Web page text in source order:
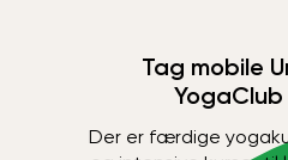
Tag mobile
Der er færdige